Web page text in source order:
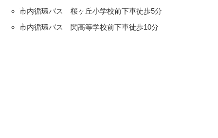
市内循環バス 桜ヶ丘小学校前下車徒歩5分
市内循環バス 関高等学校前下車徒歩10分